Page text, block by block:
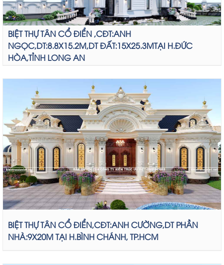
BIỆT THỰ TÂN CỔ ĐIỂN ,CĐT:ANH
NGỌC,DT:8.8X15.2M,DT ĐẤT:15X25.3MTẠI H.ĐỨC
HÒA,TỈNH LONG AN
BIỆT THỰ TÂN CỔ ĐIỂN,CĐT:ANH CƯỜNG,DT PHẦN
NHÀ:9X20M TẠI H.BÌNH CHÁNH, TP.HCM